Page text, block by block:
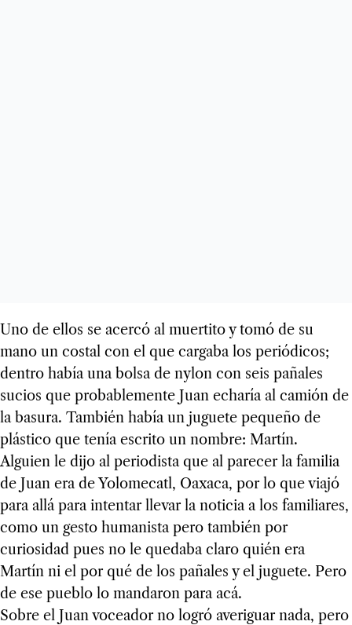
Uno de ellos se acercó al muertito y tomó de su
mano un costal con el que cargaba los periódicos;
dentro había una bolsa de nylon con seis pañales
sucios que probablemente Juan echaría al camión de
la basura. También había un juguete pequeño de
plástico que tenía escrito un nombre: Martín.
Alguien le dijo al periodista que al parecer la familia
de Juan era de Yolomecatl, Oaxaca, por lo que viajó
para allá para intentar llevar la noticia a los familiares,
como un gesto humanista pero también por
curiosidad pues no le quedaba claro quién era
Martín ni el por qué de los pañales y el juguete. Pero
de ese pueblo lo mandaron para acá.
Sobre el Juan voceador no logró averiguar nada, pero